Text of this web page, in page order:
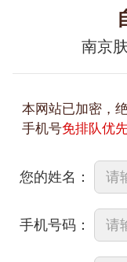
南京
本网站已加密，
手机号免排队优
您的姓名：
手机号码：